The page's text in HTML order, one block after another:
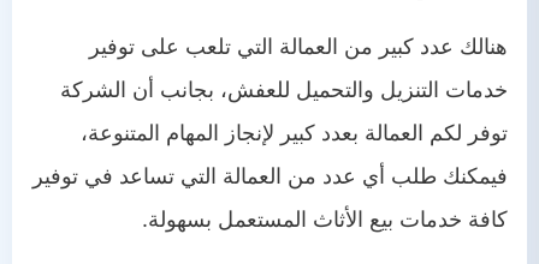
هنالك عدد كبير من العمالة التي تلعب على توفير
خدمات التنزيل والتحميل للعفش، بجانب أن الشركة
توفر لكم العمالة بعدد كبير لإنجاز المهام المتنوعة،
فيمكنك طلب أي عدد من العمالة التي تساعد في توفير
كافة خدمات بيع الأثاث المستعمل بسهولة.